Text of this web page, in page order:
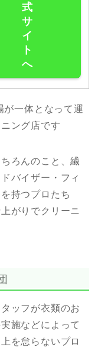
式
サ
イ
ト
へ
が一体となって運
ング店です
ろんのこと、繊
バイザー・フィ
持つプロたち
がりでクリーニ
ッフが衣類のお
施などによって
を怠らないプロ